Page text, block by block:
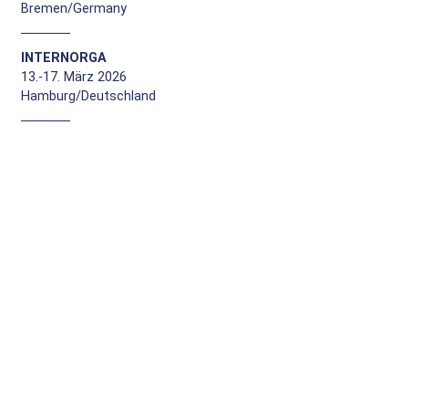
Bremen/Germany
INTERNORGA
13.-17. März 2026
Hamburg/Deutschland